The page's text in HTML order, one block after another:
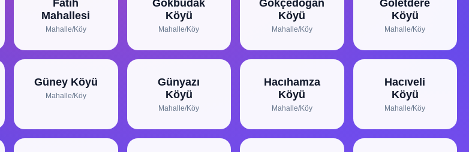
Fatih
Mahallesi
Mahalle/Köy
Gökbudak
Köyü
Mahalle/Köy
Gökçedoğan
Köyü
Mahalle/Köy
Göletdere
Köyü
Mahalle/Köy
Güney Köyü
Mahalle/Köy
Günyazı
Köyü
Mahalle/Köy
Hacıhamza
Köyü
Mahalle/Köy
Hacıveli
Köyü
Mahalle/Köy